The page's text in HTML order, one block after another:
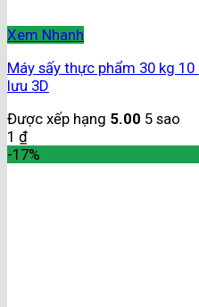
Xem Nhanh
Máy sấy thực phẩm 30 kg
lưu 3D
Được xếp hạng 5.00 5 sao
1 ₫
-17%